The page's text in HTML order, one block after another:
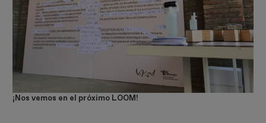
¡Nos vemos en el próximo LOOM!